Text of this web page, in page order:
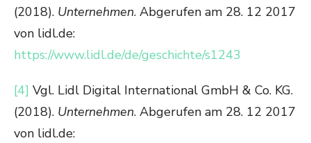
(2018). Unternehmen. Abgerufen am 28. 12 2017
von lidl.de:
https://www.lidl.de/de/geschichte/s1243
[4] Vgl. Lidl Digital International GmbH & Co. KG.
(2018). Unternehmen. Abgerufen am 28. 12 2017
von lidl.de: